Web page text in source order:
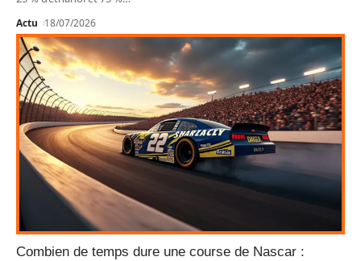
Actu 18/07/2026
Combien de temps dure une course de Nascar :